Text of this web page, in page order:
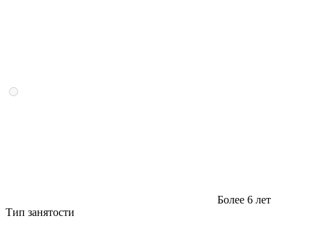
Более 6 лет
Тип занятости